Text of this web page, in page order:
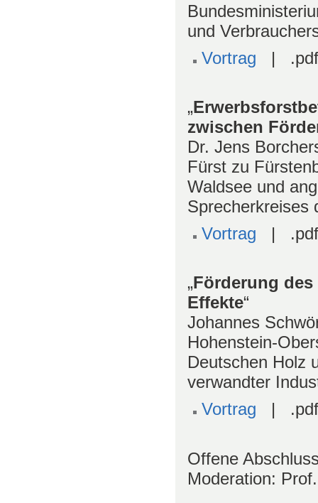
und
Vortrag |
„
zwischen
Dr. Jens
Fürst zu
Waldsee und
Sprecherkreises
Vortrag |
„Förderung
Effekte“
Johannes
Hohenstein-
Deutschen Holz
verwandter
Vortrag |
Offene
Moderation: